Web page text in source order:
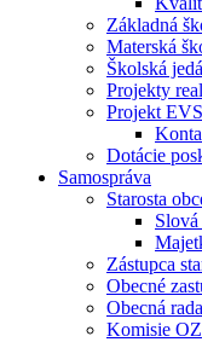
Základná
Materská
Školská
Projekty
Projekt
Dotácie
Samospráva
Starosta
Slová
Zástupca
Obecné
Obecná rada
Komisie OZ